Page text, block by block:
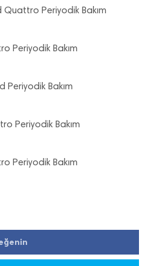
Periyodik Bakım
Periyodik Bakım
Periyodik Bakım
Periyodik Bakım
Periyodik Bakım